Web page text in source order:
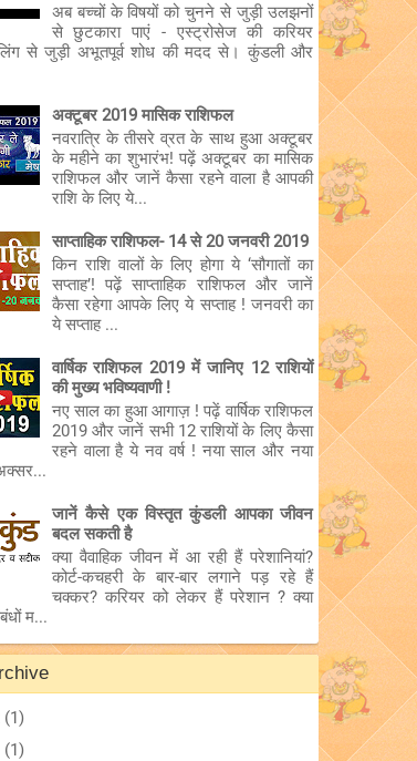
अब बच्चों के विषयों को चुनने से जुड़ी उलझनों
से छुटकारा पाएं - एस्ट्रोसेज की करियर
से जुड़ी अभूतपूर्व शोध की मदद से। कुंडली और
अक्टूबर 2019 मासिक राशिफल
नवरात्रि के तीसरे व्रत के साथ हुआ अक्टूबर
के महीने का शुभारंभ! पढ़ें अक्टूबर का मासिक
राशिफल और जानें कैसा रहने वाला है आपकी
राशि के लिए ये...
साप्ताहिक राशिफल- 14 से 20 जनवरी 2019
किन राशि वालों के लिए होगा ये ‘सौगातों का
सप्ताह’! पढ़ें साप्ताहिक राशिफल और जानें
कैसा रहेगा आपके लिए ये सप्ताह ! जनवरी का
ये सप्ताह ...
वार्षिक राशिफल 2019 में जानिए 12 राशियों
की मुख्य भविष्यवाणी !
नए साल का हुआ आगाज़ ! पढ़ें वार्षिक राशिफल
2019 और जानें सभी 12 राशियों के लिए कैसा
रहने वाला है ये नव वर्ष ! नया साल और नया
जानें कैसे एक विस्तृत कुंडली आपका जीवन
बदल सकती है
क्या वैवाहिक जीवन में आ रही हैं परेशानियां?
कोर्ट-कचहरी के बार-बार लगाने पड़ रहे हैं
चक्कर? करियर को लेकर हैं परेशान ? क्या
म...
(1)
(1)